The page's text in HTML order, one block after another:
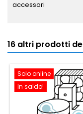
accessori
16 altri prodotti
Solo online
In saldo!